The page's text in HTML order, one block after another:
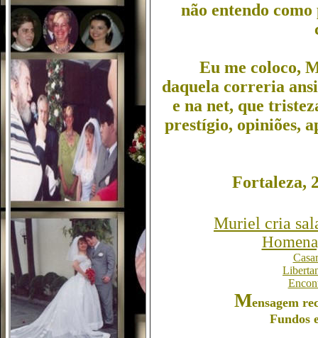
não entendo
Eu me coloco,
daquela correria
e na net, que
prestígio, opiniões,
Fortaleza,
Muriel cria
Mensagem
Fundos